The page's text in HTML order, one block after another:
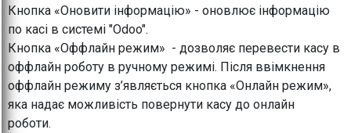
Кнопка «Оновити інформацію» - оновлює інформацію
по касі в системі "Odoo".
Кнопка «Оффлайн режим» - дозволяє перевести касу в
оффлайн роботу в ручному режимі. Після ввімкнення
оффлайн режиму з’являється кнопка «Онлайн режим»,
яка надає можливість повернути касу до онлайн
роботи.